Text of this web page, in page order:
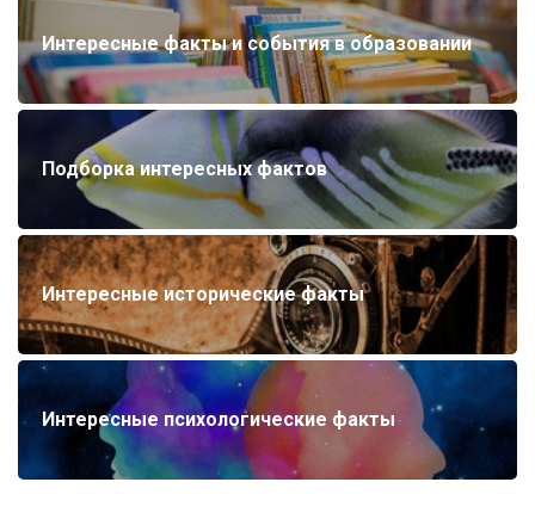
Интересные факты и события в образовании
Подборка интересных фактов
Интересные исторические факты
Интересные психологические факты